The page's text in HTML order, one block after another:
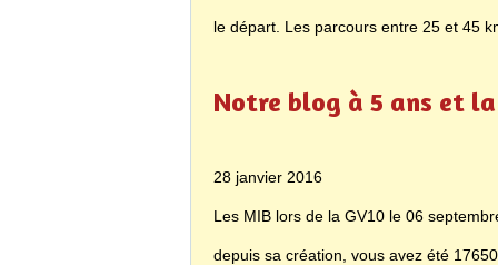
le départ. Les parcours entre 25 et 45
Notre blog à 5 ans et la
28 janvier 2016
Les MIB lors de la GV10 le 06
depuis sa création, vous avez été